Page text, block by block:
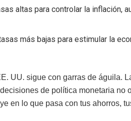
altas para controlar la inflación,
más bajas para estimular la
UU. sigue con garras de águila.
de política monetaria no
en lo que pasa con tus ahorros,